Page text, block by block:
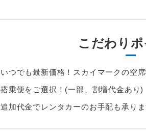
こだわりポ
いつでも最新価格！スカイマークの空
搭乗便をご選択！(一部、割増代金あ
追加代金でレンタカーのお手配も承り